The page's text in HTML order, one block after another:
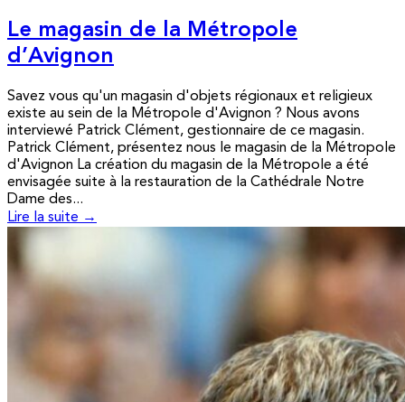
Le magasin de la Métropole
d’Avignon
Savez vous qu'un magasin d'objets régionaux et religieux
existe au sein de la Métropole d'Avignon ? Nous avons
interviewé Patrick Clément, gestionnaire de ce magasin.
Patrick Clément, présentez nous le magasin de la Métropole
d'Avignon La création du magasin de la Métropole a été
envisagée suite à la restauration de la Cathédrale Notre
Dame des...
Lire la suite →